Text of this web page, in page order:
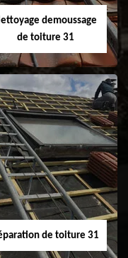
demoussage
de toiture 31
Nettoyage
demoussage de
toiture 31
de toiture 31